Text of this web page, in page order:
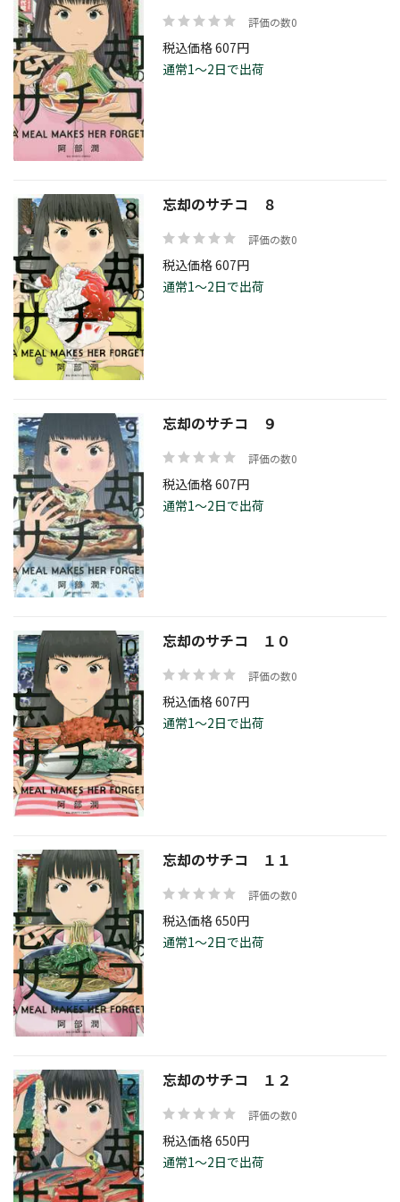
評価の数0
税込価格 607円
通常1～2日で出荷
忘却のサチコ ８
評価の数0
税込価格 607円
通常1～2日で出荷
忘却のサチコ ９
評価の数0
税込価格 607円
通常1～2日で出荷
忘却のサチコ １０
評価の数0
税込価格 607円
通常1～2日で出荷
忘却のサチコ １１
評価の数0
税込価格 650円
通常1～2日で出荷
忘却のサチコ １２
評価の数0
税込価格 650円
通常1～2日で出荷